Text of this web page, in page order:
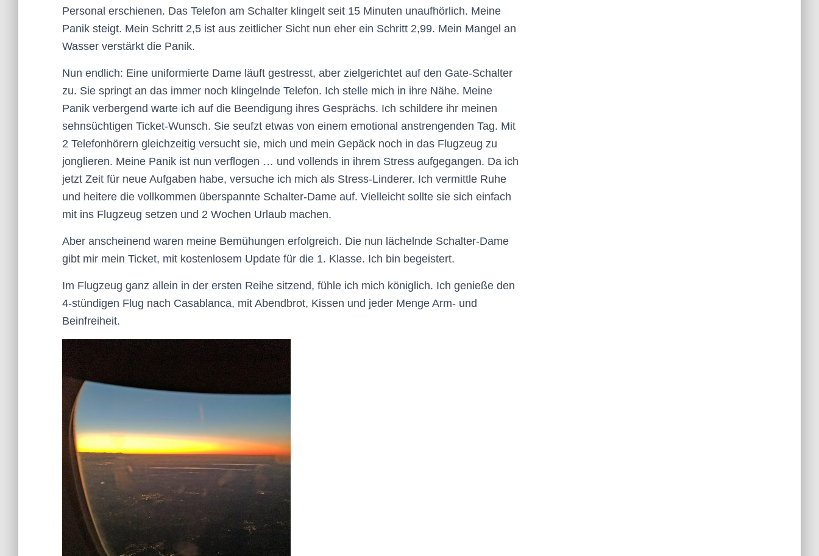
Personal erschienen. Das Telefon am Schalter klingelt seit 15 Minuten unaufhörlich. Meine
Panik steigt. Mein Schritt 2,5 ist aus zeitlicher Sicht nun eher ein Schritt 2,99. Mein Mangel an
Wasser verstärkt die Panik.
Nun endlich: Eine uniformierte Dame läuft gestresst, aber zielgerichtet auf den Gate-Schalter
zu. Sie springt an das immer noch klingelnde Telefon. Ich stelle mich in ihre Nähe. Meine
Panik verbergend warte ich auf die Beendigung ihres Gesprächs. Ich schildere ihr meinen
sehnsüchtigen Ticket-Wunsch. Sie seufzt etwas von einem emotional anstrengenden Tag. Mit
2 Telefonhörern gleichzeitig versucht sie, mich und mein Gepäck noch in das Flugzeug zu
jonglieren. Meine Panik ist nun verflogen … und vollends in ihrem Stress aufgegangen. Da ich
jetzt Zeit für neue Aufgaben habe, versuche ich mich als Stress-Linderer. Ich vermittle Ruhe
und heitere die vollkommen überspannte Schalter-Dame auf. Vielleicht sollte sie sich einfach
mit ins Flugzeug setzen und 2 Wochen Urlaub machen.
Aber anscheinend waren meine Bemühungen erfolgreich. Die nun lächelnde Schalter-Dame
gibt mir mein Ticket, mit kostenlosem Update für die 1. Klasse. Ich bin begeistert.
Im Flugzeug ganz allein in der ersten Reihe sitzend, fühle ich mich königlich. Ich genieße den
4-stündigen Flug nach Casablanca, mit Abendbrot, Kissen und jeder Menge Arm- und
Beinfreiheit.